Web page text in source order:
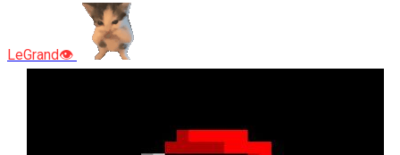
LeGrand👁️